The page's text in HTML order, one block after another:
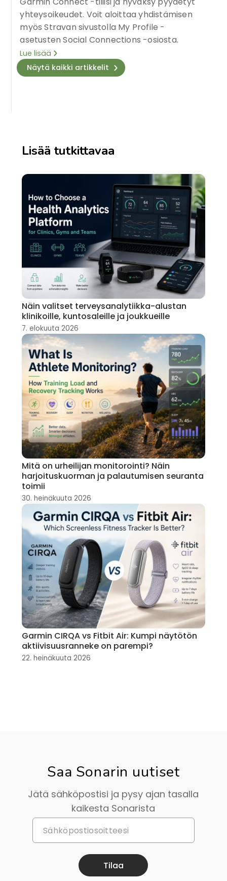
yhteysoikeudet. Voit aloittaa yhdistämisen
myös Stravan sivustolla My Profile -
asetusten Social Connections -osiosta.
Lue lisää
Näytä kaikki artikkelit
Lisää tutkittavaa
Näin valitset terveysanalytiikka-alustan
klinikoille, kuntosaleille ja joukkueille
7. elokuuta 2026
Mitä on urheilijan monitorointi? Näin
harjoituskuorman ja palautumisen seuranta
toimii
30. heinäkuuta 2026
Garmin CIRQA vs Fitbit Air: Kumpi näytötön
aktiivisuusranneke on parempi?
22. heinäkuuta 2026
Saa Sonarin uutiset
Jätä sähköpostisi ja pysy ajan tasalla
kaikesta Sonarista
Tilaa